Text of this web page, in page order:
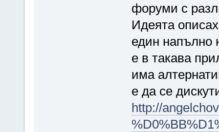
форуми с
Идеята
един напълно
е в такава
има
е да се
http://